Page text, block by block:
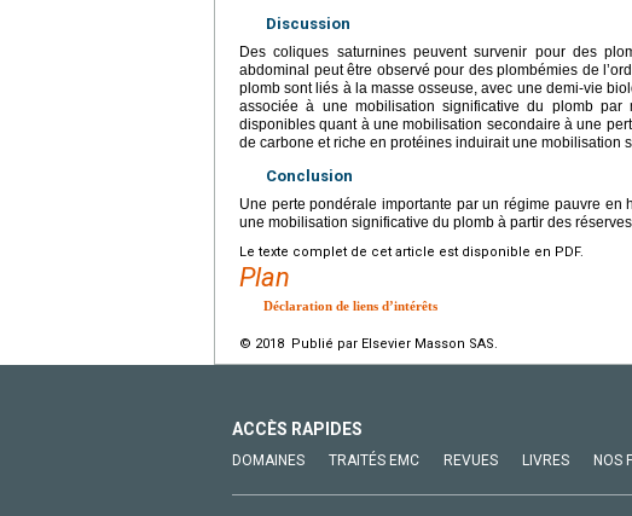
Discussion
Des coliques saturnines peuvent survenir pour des
abdominal peut être observé pour des plombémies de
plomb sont liés à la masse osseuse, avec une demi-vie
associée à une mobilisation significative du plomb
disponibles quant à une mobilisation secondaire à une
de carbone et riche en protéines induirait une mobilisation
Conclusion
Une perte pondérale importante par un régime pauvre
une mobilisation significative du plomb à partir des
Le texte complet de cet article est disponible en PDF.
Plan
Déclaration de liens d’intérêts
© 2018 Publié par Elsevier Masson SAS.
ACCÈS RAPIDES
DOMAINES TRAITÉS EMC REVUES LIVRES NOS